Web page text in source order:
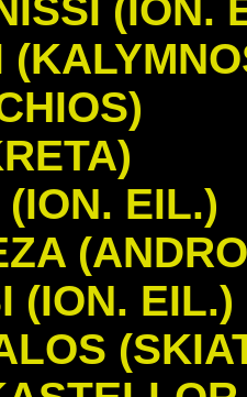
(ION.
EIL.)
(ION. EIL.)